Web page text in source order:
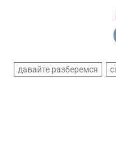
давайте разберемся